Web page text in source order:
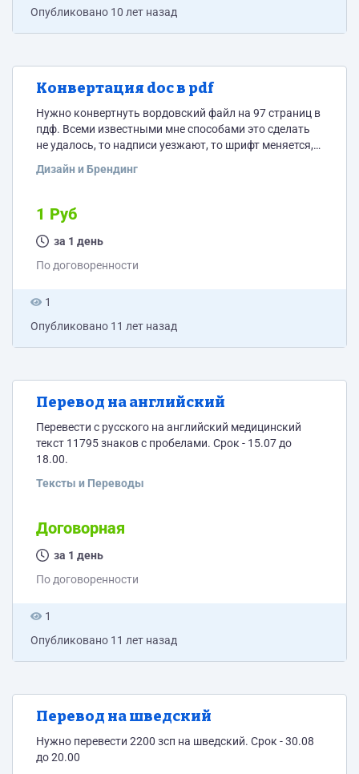
Опубликовано 10 лет назад
Конвертация doc в pdf
Нужно конвертнуть вордовский файл на 97 страниц в
пдф. Всеми известными мне способами это сделать
не удалось, то надписи уезжают, то шрифт меняется,
ворду. За какую цену готовы выполнить?
Дизайн и Брендинг
1 Руб
за 1 день
По договоренности
1
Опубликовано 11 лет назад
Перевод на английский
Перевести с русского на английский медицинский
текст 11795 знаков с пробелами. Срок - 15.07 до
18.00.
Тексты и Переводы
Договорная
за 1 день
По договоренности
1
Опубликовано 11 лет назад
Перевод на шведский
Нужно перевести 2200 зсп на шведский. Срок - 30.08
до 20.00